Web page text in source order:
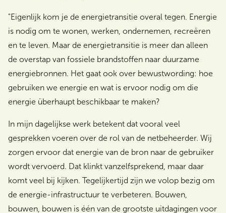
"Eigenlijk kom je de energietransitie overal tegen. Energie
is nodig om te wonen, werken, ondernemen, recreëren
en te leven. Maar de energietransitie is meer dan alleen
de overstap van fossiele brandstoffen naar duurzame
energiebronnen. Het gaat ook over bewustwording: hoe
gebruiken we energie en wat is ervoor nodig om die
energie überhaupt beschikbaar te maken?
In mijn dagelijkse werk betekent dat vooral veel
gesprekken voeren over de rol van de netbeheerder. Wij
zorgen ervoor dat energie van de bron naar de gebruiker
wordt vervoerd. Dat klinkt vanzelfsprekend, maar daar
komt veel bij kijken. Tegelijkertijd zijn we volop bezig om
de energie-infrastructuur te verbeteren. Bouwen,
bouwen, bouwen is één van de grootste uitdagingen voor